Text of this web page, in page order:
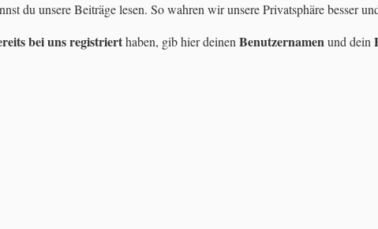
du unsere Beiträge lesen. So wahren wir unsere Privatsphäre besser
bei uns registrierthaben, gib hier deinen Benutzernamenund dein